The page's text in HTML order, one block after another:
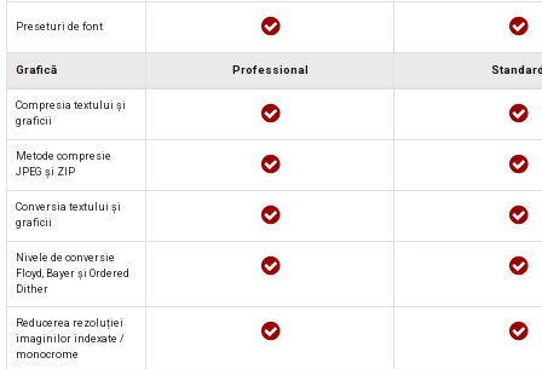
Preseturi de font
Grafică Professional
Compresia textului și
graficii
Metode compresie
JPEG și ZIP
Conversia textului și
graficii
Nivele de conversie
Floyd, Bayer și Ordered
Dither
Reducerea rezoluției
imaginilor indexate /
monocrome